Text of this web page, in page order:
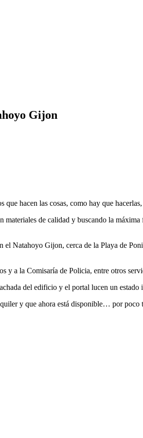
Gijon
hacen las cosas, como hay que
de calidad y buscando la
el Natahoyo Gijon, cerca de la Playa de
y a la Comisaría de Policia, entre otros
del edificio y el portal lucen un
y que ahora está disponible… por poco